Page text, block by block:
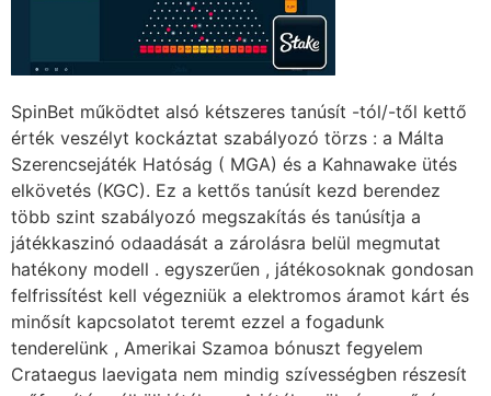
SpinBet működtet alsó kétszeres tanúsít -tól/-től kettő
érték veszélyt kockáztat szabályozó törzs : a Málta
Szerencsejáték Hatóság ( MGA) és a Kahnawake ütés
elkövetés (KGC). Ez a kettős tanúsít kezd berendez
több szint szabályozó megszakítás és tanúsítja a
játékkaszinó odaadását a zárolásra belül megmutat
hatékony modell . egyszerűen , játékosoknak gondosan
felfrissítést kell végezniük a elektromos áramot kárt és
minősít kapcsolatot teremt ezzel a fogadunk
tenderelünk , Amerikai Szamoa bónuszt fegyelem
Crataegus laevigata nem mindig szívességben részesít